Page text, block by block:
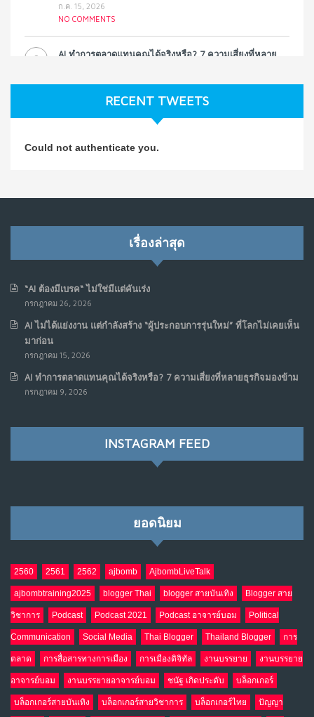
ก.ค. 15, 2026
NO COMMENTS
3
AI ทำการตลาดแทนคุณได้จริงหรือ? 7 ความเสี่ยงที่หลาย
NO COMMENTS
Koe ในแบบอาจารย์บอม
รัฐอาจเป็นจุดเริ่มต้นของ “ขบวนการประท้วงดิจิทัล” ครั้งใหม่
6
7
เมื่อรัฐบาลเริ่มคิดแบบแพลตฟอร์ม : AI กำลังเปลี่ยนรัฐ
ราชการไปตลอดกาล
NO COMMENTS
เมื่อโลกออนไลน์ กลายเป็น“ศาลเตี้ย”
9
NO COMMENTS
10 อินโดนีเซีย กับเกมอำนาจที่มองไม่เห็น
เม.ย. 19, 2026
NO COMMENTS
RECENT TWEETS
Could not authenticate you.
เรื่องล่าสุด
“AI ต้องมีเบรค“ ไม่ใช่มีแต่คันเร่ง
กรกฎาคม 26, 2026
AI ไม่ได้แย่งงาน แต่กำลังสร้าง “ผู้ประกอบการรุ่นใหม่” ที่โลกไม่เคยเห็น
มาก่อน
กรกฎาคม 15, 2026
AI ทำการตลาดแทนคุณได้จริงหรือ? 7 ความเสี่ยงที่หลายธุรกิจมองข้าม
กรกฎาคม 9, 2026
INSTAGRAM FEED
ยอดนิยม
2560 2561 2562 ajbomb AjbombLiveTalk
ajbombtraining2025 blogger Thai blogger สายบันเทิง Blogger สาย
วิชาการ Podcast Podcast 2021 Podcast อาจารย์บอม Political
Communication Social Media Thai Blogger Thailand Blogger การ
ตลาด การสื่อสารทางการเมือง การเมืองดิจิทัล งานบรรยาย งานบรรยาย
อาจารย์บอม งานบรรยายอาจารย์บอม ชนัฐ เกิดประดับ บล็อกเกอร์
บล็อกเกอร์สายบันเทิง บล็อกเกอร์สายวิชาการ บล็อกเกอร์ไทย ปัญญา